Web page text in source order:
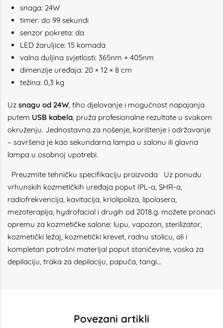
snaga: 24W
timer: do 99 sekundi
senzor pokreta: da
LED žaruljice: 15 komada
valna duljina svjetlosti: 365nm + 405nm
dimenzije uređaja: 20 × 12 × 8 cm
težina: 0,3 kg
Uz snagu od 24W, tiho djelovanje i mogućnost napajanja
putem USB kabela, pruža profesionalne rezultate u svakom
okruženju. Jednostavna za nošenje, korištenje i održavanje
– savršena je kao sekundarna lampa u salonu ili glavna
lampa u osobnoj upotrebi.
Preuzmite tehničku specifikaciju proizvoda Uz ponudu
vrhunskih kozmetičkih uređaja poput IPL-a, SHR-a,
radiofrekvencija, kavitacija, kriolipoliza, lipolasera,
mezoterapija, hydrofacial i drugih od 2018.g. možete pronaći
opremu za kozmetičke salone: lupu, vapozon, sterilizator,
kozmetički ležaj, kozmetički krevet, radnu stolicu, ali i
kompletan potrošni materijal poput staničevine, voska za
depilaciju, traka za depilaciju, papuča, tangi…
Povezani artikli